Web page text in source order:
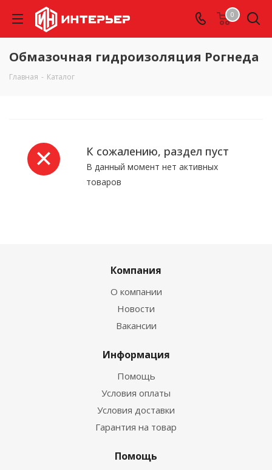
0
Обмазочная гидроизоляция Рогнеда
Главная - Каталог
К сожалению, раздел пуст
В данный момент нет активных
товаров
Компания
О компании
Новости
Вакансии
Информация
Помощь
Условия оплаты
Условия доставки
Гарантия на товар
Помощь